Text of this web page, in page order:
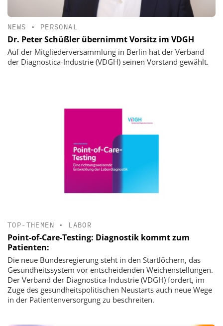
NEWS • PERSONAL
Dr. Peter Schüßler übernimmt Vorsitz im VDGH
Auf der Mitgliederversammlung in Berlin hat der Verband
der Diagnostica-Industrie (VDGH) seinen Vorstand gewählt.
TOP-THEMEN • LABOR
Point-of-Care-Testing: Diagnostik kommt zum
Patienten:
Die neue Bundesregierung steht in den Startlöchern, das
Gesundheitssystem vor entscheidenden Weichenstellungen.
Der Verband der Diagnostica-Industrie (VDGH) fordert, im
Zuge des gesundheitspolitischen Neustarts auch neue Wege
in der Patientenversorgung zu beschreiten.